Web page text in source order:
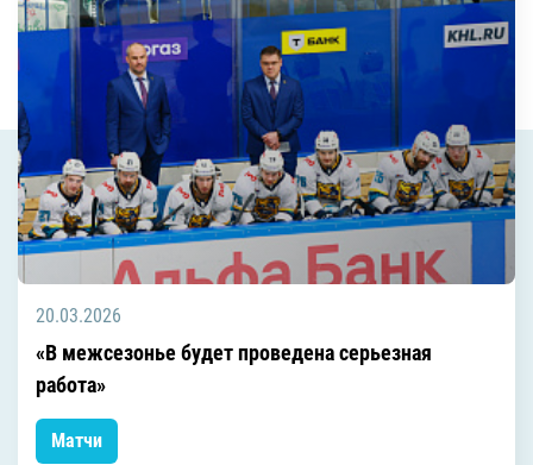
20.03.2026
«В межсезонье будет проведена серьезная
работа»
Матчи